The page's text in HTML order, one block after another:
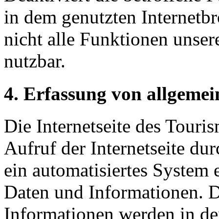
in dem genutzten
nicht alle Funktionen
nutzbar.
4. Erfassung von
Die Internetseite des
Aufruf der Internetseite
ein automatisiertes
Daten und Informationen.
Informationen werden in